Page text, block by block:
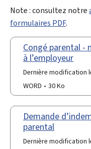
Note : consultez notre
formulaires PDF.
Congé parental -
à l’employeur
Dernière modification
WORD
30 Ko
Demande
parental
Dernière modification